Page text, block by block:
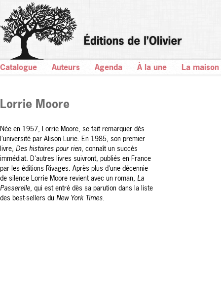
Catalogue Auteurs Agenda À la une La maison
Lorrie Moore
Née en 1957, Lorrie Moore, se fait remarquer dès
l’université par Alison Lurie. En 1985, son premier
livre, Des histoires pour rien, connaît un succès
immédiat. D'autres livres suivront, publiés en France
par les éditions Rivages. Après plus d'une décennie
de silence Lorrie Moore revient avec un roman, La
Passerelle, qui est entré dès sa parution dans la liste
des best-sellers du New York Times.